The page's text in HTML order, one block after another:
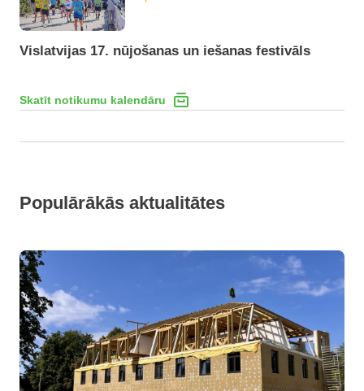
Vislatvijas 17. nūjošanas un iešanas festivāls
Skatīt notikumu kalendāru
Populārākās aktualitātes